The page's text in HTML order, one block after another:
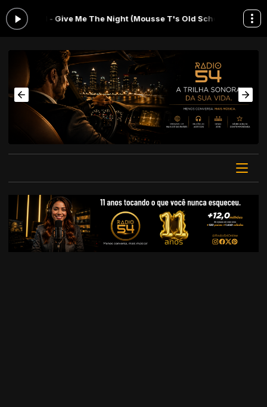
- Give Me The Night (Mousse T's Old School)Madrugada 54